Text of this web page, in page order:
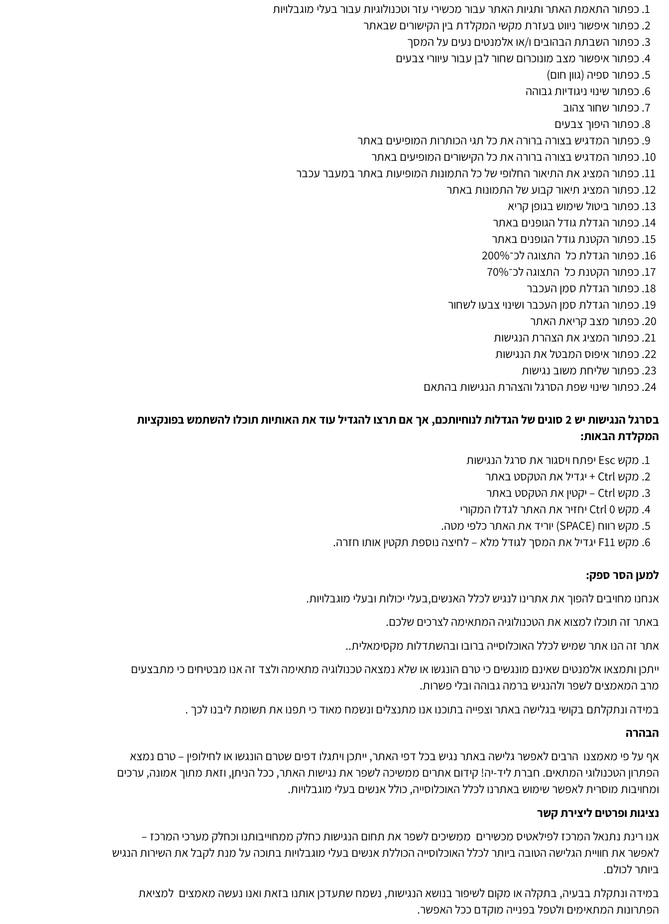
כפתור התאמת האתר ותגיות האתר עבור מכשירי עזר וטכנולוגיות עבור בעלי מוגבלויות
כפתור איפשור ניווט בעזרת מקשי המקלדת בין הקישורים שבאתר
כפתור השבתת הבהובים ו/או אלמנטים נעים על המסך
כפתור איפשור מצב מונוכרום שחור לבן עבור עיוורי צבעים
כפתור ספיה (גוון חום)
כפתור שינוי ניגודיות גבוהה
כפתור שחור צהוב
כפתור היפוך צבעים
כפתור המדגיש בצורה ברורה את כל תגי הכותרות המופיעים באתר
כפתור המדגיש בצורה ברורה את כל הקישורים המופיעים באתר
כפתור המציג את התיאור החלופי של כל התמונות המופיעות באתר במעבר עכבר
כפתור המציג תיאור קבוע של התמונות באתר
כפתור ביטול שימוש בגופן קריא
כפתור הגדלת גודל הגופנים באתר
כפתור הקטנת גודל הגופנים באתר
כפתור הגדלת כל התצוגה לכ־200%
כפתור הקטנת כל התצוגה לכ־70%
כפתור הגדלת סמן העכבר
כפתור הגדלת סמן העכבר ושינוי צבעו לשחור
כפתור מצב קריאת האתר
כפתור המציג את הצהרת הנגישות
כפתור איפוס המבטל את הנגישות
כפתור שליחת משוב נגישות
כפתור שינוי שפת הסרגל והצהרת הנגישות בהתאם
בסרגל הנגישות יש 2 סוגים של הגדלות לנוחיותכם, אך אם תרצו להגדיל עוד את האותיות תוכלו להשתמש בפונקציות
המקלדת הבאות:
מקש Esc יפתח ויסגור את סרגל הנגישות
מקש Ctrl + יגדיל את הטקסט באתר
מקש Ctrl – יקטין את הטקסט באתר
מקש Ctrl 0 יחזיר את האתר לגדלו המקורי
מקש רווח (SPACE) יוריד את האתר כלפי מטה.
מקש F11 יגדיל את המסך לגודל מלא – לחיצה נוספת תקטין אותו חזרה.
למען הסר ספק:
אנחנו מחויבים להפוך את אתרינו לנגיש לכלל האנשים,בעלי יכולות ובעלי מוגבלויות.
באתר זה תוכלו למצוא את הטכנולוגיה המתאימה לצרכים שלכם.
אתר זה הנו אתר שמיש לכלל האוכלוסייה ברובו ובהשתדלות מקסימאלית..
ייתכן ותמצאו אלמנטים שאינם מונגשים כי טרם הונגשו או שלא נמצאה טכנולוגיה מתאימה ולצד זה אנו מבטיחים כי מתבצעים
מרב המאמצים לשפר ולהנגיש ברמה גבוהה ובלי פשרות.
במידה ונתקלתם בקושי בגלישה באתר וצפייה בתוכנו אנו מתנצלים ונשמח מאוד כי תפנו את תשומת ליבנו לכך .
הבהרה
אף על פי מאמצנו הרבים לאפשר גלישה באתר נגיש בכל דפי האתר, ייתכן ויתגלו דפים שטרם הונגשו או לחילופין – טרם נמצא
הפתרון הטכנולוגי המתאים. חברת ליד-יה! קידום אתרים ממשיכה לשפר את נגישות האתר, ככל הניתן, וזאת מתוך אמונה, ערכים
ומחויבות מוסרית לאפשר שימוש באתרנו לכלל האוכלוסייה, כולל אנשים בעלי מוגבלויות.
נציגות ופרטים ליצירת קשר
אנו רינת נתנאל המרכז לפילאטיס מכשירים ממשיכים לשפר את תחום הנגישות כחלק ממחוייבותנו וכחלק מערכי המרכז –
לאפשר את חוויית הגלישה הטובה ביותר לכלל האוכלוסייה הכוללת אנשים בעלי מוגבלויות בתוכה על מנת לקבל את השירות הנגיש
ביותר לכולם.
במידה ונתקלת בבעיה, בתקלה או מקום לשיפור בנושא הנגישות, נשמח שתעדכן אותנו בזאת ואנו נעשה מאמצים למציאת
הפתרונות המתאימים ולטפל בפנייה מוקדם ככל האפשר.